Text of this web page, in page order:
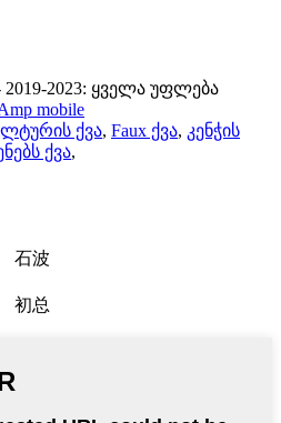
2023: ყველა უფლება
mobile
ქვა, Faux ქვა, კენჭის
ქვა,
石波
初总